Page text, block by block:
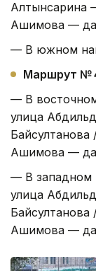
Алтынсарина
Ашимова —
— В южном
Маршрут №
— В
улица
Ашимова —
— В западном
улица
Ашимова —